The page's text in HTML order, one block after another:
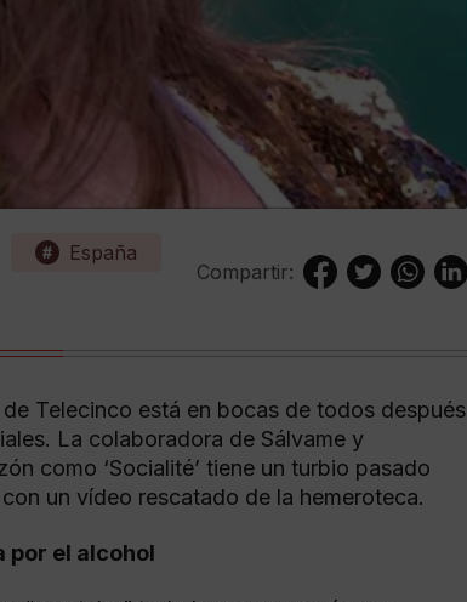
España
Compartir:
Telecinco está en bocas de todos después
La colaboradora de Sálvame y
como ‘Socialité’ tiene un turbio pasado
un vídeo rescatado de la hemeroteca.
por el alcohol